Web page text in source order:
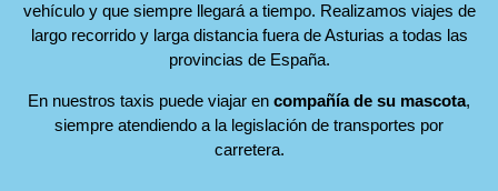
vehículo y que siempre llegará a tiempo. Realizamos viajes de
largo recorrido y larga distancia fuera de Asturias a todas las
provincias de España.
En nuestros taxis puede viajar en compañía de su mascota,
siempre atendiendo a la legislación de transportes por
carretera.